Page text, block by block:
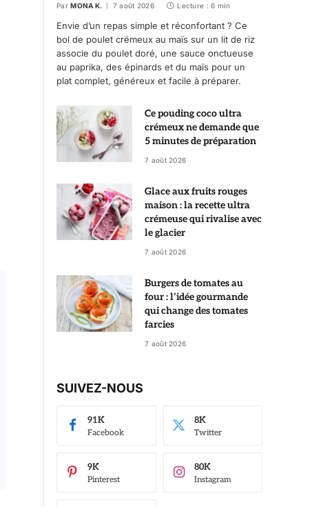
Par MONA K. 7 août 2026 Lecture : 6 min
Envie d’un repas simple et réconfortant ? Ce
bol de poulet crémeux au maïs sur un lit de riz
associe du poulet doré, une sauce onctueuse
au paprika, des épinards et du maïs pour un
plat complet, généreux et facile à préparer.
Ce pouding coco ultra
crémeux ne demande que
5 minutes de préparation
7 août 2026
Glace aux fruits rouges
maison : la recette ultra
crémeuse qui rivalise avec
le glacier
7 août 2026
Burgers de tomates au
four : l’idée gourmande
qui change des tomates
farcies
7 août 2026
SUIVEZ-NOUS
Facebook
91K
Twitter
8K
Pinterest
9K
Instagram
80K